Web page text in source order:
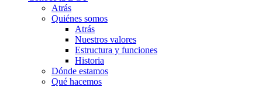
Atrás
Quiénes somos
Atrás
Nuestros valores
Estructura y funciones
Historia
Dónde estamos
Qué hacemos